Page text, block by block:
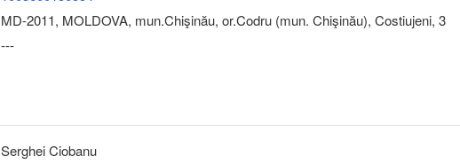
MD-2011, MOLDOVA, mun.Chişinău, or.Codru (mun. Chişinău), Costiujeni, 3
---
Serghei Ciobanu